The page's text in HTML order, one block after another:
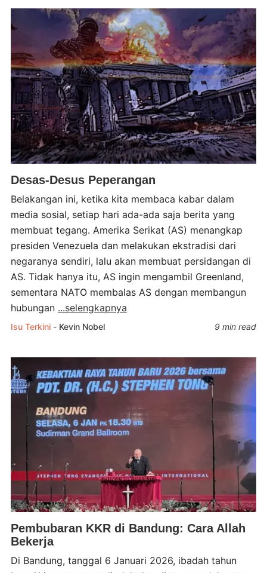
Desas-Desus Peperangan
Belakangan ini, ketika kita membaca kabar dalam
media sosial, setiap hari ada-ada saja berita yang
membuat tegang. Amerika Serikat (AS) menangkap
presiden Venezuela dan melakukan ekstradisi dari
negaranya sendiri, lalu akan membuat persidangan di
AS. Tidak hanya itu, AS ingin mengambil Greenland,
sementara NATO membalas AS dengan membangun
hubungan ...selengkapnya
Isu Terkini - Kevin Nobel 9 min read
Pembubaran KKR di Bandung: Cara Allah
Bekerja
Di Bandung, tanggal 6 Januari 2026, ibadah tahun